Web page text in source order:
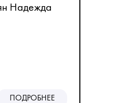
Надежда
ПОДРОБНЕЕ